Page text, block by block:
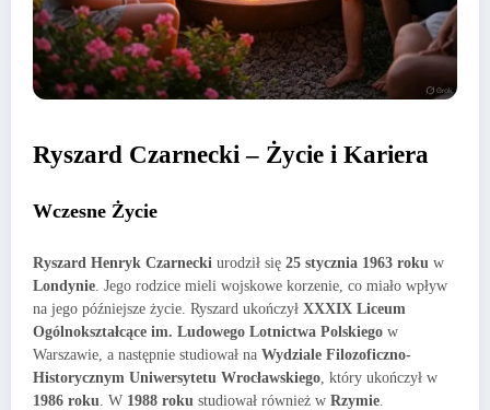
Ryszard Czarnecki – Życie i Kariera
Wczesne Życie
Ryszard Henryk Czarnecki urodził się 25 stycznia 1963 roku w
Londynie . Jego rodzice mieli wojskowe korzenie, co miało wpływ
na jego późniejsze życie. Ryszard ukończył XXXIX Liceum
Ogólnokształcące im. Ludowego Lotnictwa Polskiego w
Warszawie, a następnie studiował na Wydziale Filozoficzno-
Historycznym Uniwersytetu Wrocławskiego , który ukończył w
1986 roku . W 1988 roku studiował również w Rzymie